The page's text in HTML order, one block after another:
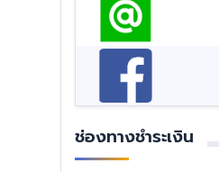
ช่องทางชำระเงิน